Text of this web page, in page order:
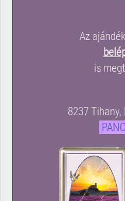
Az
is
8237